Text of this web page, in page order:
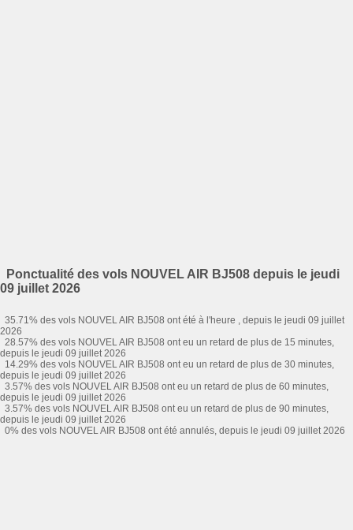
Ponctualité des vols NOUVEL AIR BJ508 depuis le jeudi
09 juillet 2026
35.71% des vols NOUVEL AIR BJ508 ont été à l'heure , depuis le jeudi 09 juillet
2026
28.57% des vols NOUVEL AIR BJ508 ont eu un retard de plus de 15 minutes,
depuis le jeudi 09 juillet 2026
14.29% des vols NOUVEL AIR BJ508 ont eu un retard de plus de 30 minutes,
depuis le jeudi 09 juillet 2026
3.57% des vols NOUVEL AIR BJ508 ont eu un retard de plus de 60 minutes,
depuis le jeudi 09 juillet 2026
3.57% des vols NOUVEL AIR BJ508 ont eu un retard de plus de 90 minutes,
depuis le jeudi 09 juillet 2026
0% des vols NOUVEL AIR BJ508 ont été annulés, depuis le jeudi 09 juillet 2026